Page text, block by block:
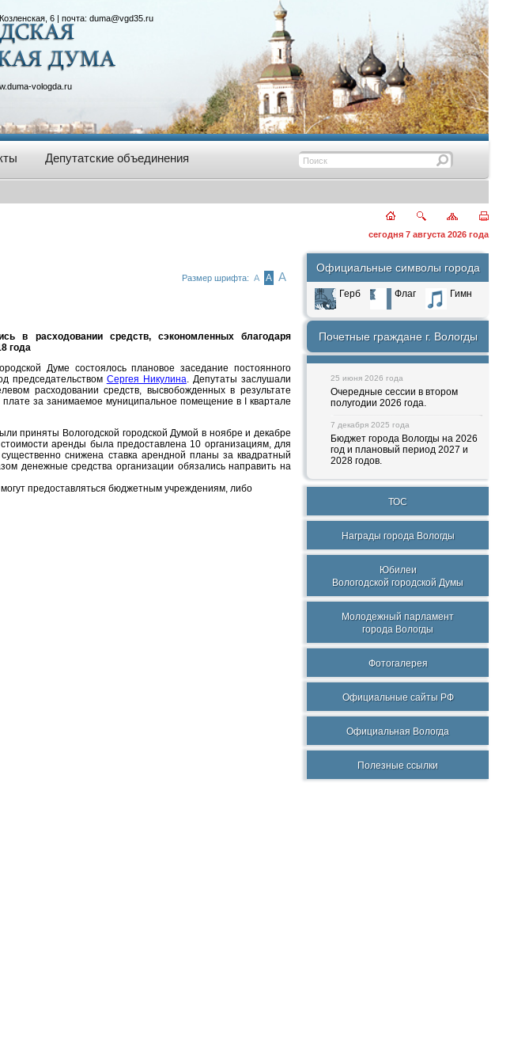
6 | почта: duma@vgd35.ru
vologda.ru
Депутатские объединения
сегодня 7 августа 2026 года
Размер шрифта: А А А
в расходовании средств, сэкономленных благодаря
года
Думе состоялось плановое заседание постоянного
председательством Сергея Никулина. Депутаты заслушали
расходовании средств, высвобожденных в результате
плате за занимаемое муниципальное помещение в I квартале
приняты Вологодской городской Думой в ноябре и декабре
аренды была предоставлена 10 организациям, для
снижена ставка арендной планы за квадратный
денежные средства организации обязались направить на
предоставляться бюджетным учреждениям, либо
Официальные символы города
Герб Флаг Гимн
Почетные граждане г. Вологды
25 июня 2026 года
Очередные сессии в втором
полугодии 2026 года.
7 декабря 2025 года
Бюджет города Вологды на 2026
год и плановый период 2027 и
2028 годов.
ТОС
Награды города Вологды
Юбилеи
Вологодской городской Думы
Молодежный парламент
города Вологды
Фотогалерея
Официальные сайты РФ
Официальная Вологда
Полезные ссылки